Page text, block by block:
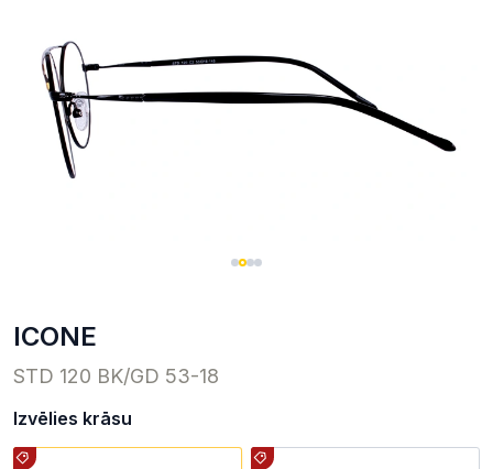
ICONE
STD 120 BK/GD 53-18
Izvēlies krāsu